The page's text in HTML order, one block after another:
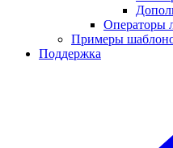
Операторы
Примеры
Поддержка